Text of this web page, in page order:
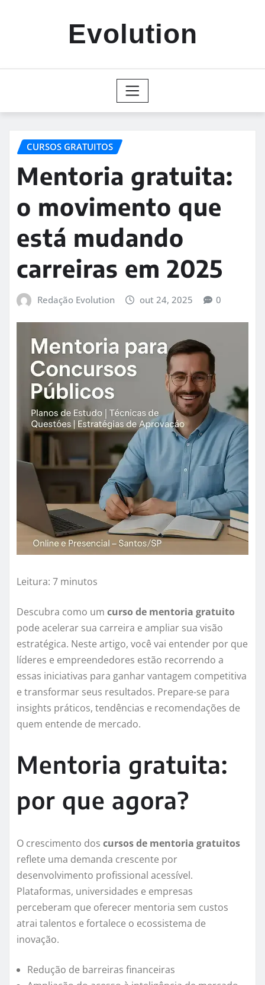
Evolution
CURSOS GRATUITOS
Mentoria gratuita:
o movimento que
está mudando
carreiras em 2025
Redação Evolution out 24, 2025 0
Leitura: 7 minutos
Descubra como um curso de mentoria gratuito
pode acelerar sua carreira e ampliar sua visão
estratégica. Neste artigo, você vai entender por que
líderes e empreendedores estão recorrendo a
essas iniciativas para ganhar vantagem competitiva
e transformar seus resultados. Prepare-se para
insights práticos, tendências e recomendações de
quem entende de mercado.
Mentoria gratuita:
por que agora?
O crescimento dos cursos de mentoria gratuitos
reflete uma demanda crescente por
desenvolvimento profissional acessível.
Plataformas, universidades e empresas
perceberam que oferecer mentoria sem custos
atrai talentos e fortalece o ecossistema de
inovação.
Redução de barreiras financeiras